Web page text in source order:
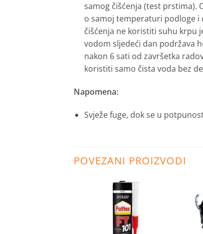
samog čišćenja (test prstima).
o samoj temperaturi podloge i
čišćenja ne koristiti suhu krpu
vodom sljedeći dan podržava
nakon 6 sati od završetka
koristiti samo čista voda bez
Napomena:
Svježe fuge, dok se u
POVEZANI PROIZVODI